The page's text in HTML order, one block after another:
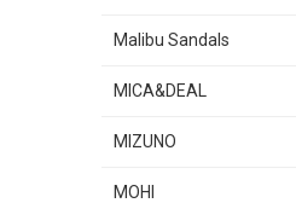
Malibu Sandals
MICA&DEAL
MIZUNO
MOHI